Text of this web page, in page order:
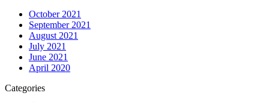
October 2021
September 2021
August 2021
July 2021
June 2021
April 2020
Categories